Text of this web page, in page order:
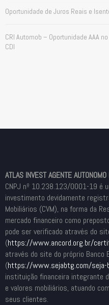
Oportunidade de Juros Reais e
CRI Automob – Oportunidade AAA
CDI
ATLAS INVEST AGENTE
CNPJ nº 10.238.123/0001-19 é
investimento devidamente
Mobiliários (CVM), na forma da
mercado financeiro como
pode ser verificado através do
(https://www.ancord.org.br/
através do site do próprio Banco
(https://www.sejabtg.com/seja-
instituição financeira integrante
e valores mobiliários, atuando
seus clientes.